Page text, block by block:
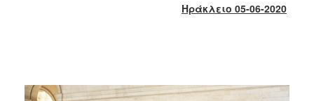
2010
Ηράκλειο 05-06-2020